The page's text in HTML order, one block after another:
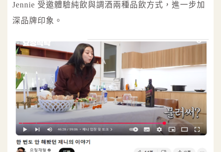
Jennie 受邀體驗純飲與調酒兩種品飲方式，進一步加
深品牌印象。